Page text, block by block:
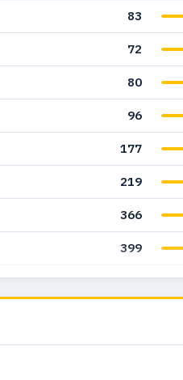
83
72
80
96
177
219
366
399
556